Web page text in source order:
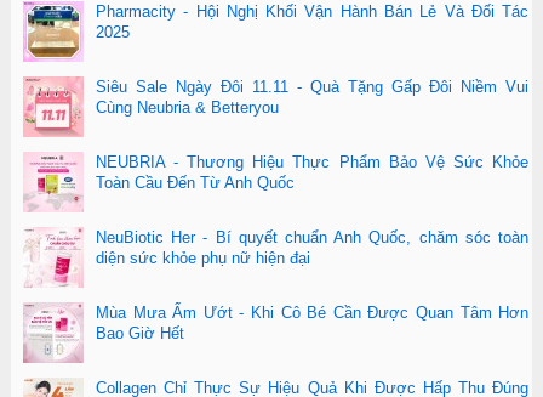
Pharmacity - Hội Nghị Khối Vận Hành Bán Lẻ Và Đối Tác
2025
Siêu Sale Ngày Đôi 11.11 - Quà Tặng Gấp Đôi Niềm Vui
Cùng Neubria & Betteryou
NEUBRIA - Thương Hiệu Thực Phẩm Bảo Vệ Sức Khỏe
Toàn Cầu Đến Từ Anh Quốc
NeuBiotic Her - Bí quyết chuẩn Anh Quốc, chăm sóc toàn
diện sức khỏe phụ nữ hiện đại
Mùa Mưa Ẩm Ướt - Khi Cô Bé Cần Được Quan Tâm Hơn
Bao Giờ Hết
Collagen Chỉ Thực Sự Hiệu Quả Khi Được Hấp Thu Đúng